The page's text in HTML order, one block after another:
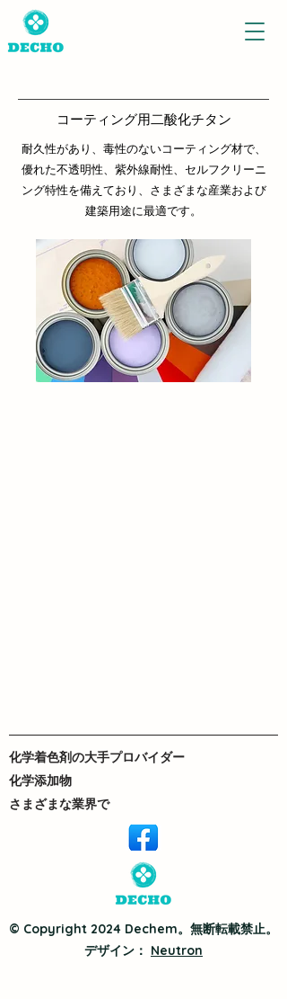
コーティング用二酸化チタン
耐久性があり、毒性のないコーティング材で、
優れた不透明性、紫外線耐性、セルフクリーニ
ング特性を備えており、さまざまな産業および
建築用途に最適です。
化学着色剤の大手プロバイダー
化学添加物
さまざまな業界で
© Copyright 2024 Dechem。無断転載禁止。
デザイン： Neutron